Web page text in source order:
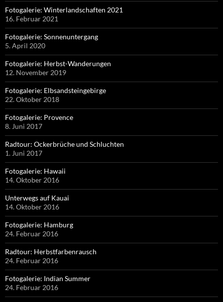
Fotogalerie: Winterlandschaften 2021
16. Februar 2021
Fotogalerie: Sonnenuntergang
5. April 2020
Fotogalerie: Herbst-Wanderungen
12. November 2019
Fotogalerie: Elbsandsteingebirge
22. Oktober 2018
Fotogalerie: Provence
8. Juni 2017
Radtour: Ockerbrüche und Schluchten
1. Juni 2017
Fotogalerie: Hawaii
14. Oktober 2016
Unterwegs auf Kauai
14. Oktober 2016
Fotogalerie: Hamburg
24. Februar 2016
Radtour: Herbstfarbenrausch
24. Februar 2016
Fotogalerie: Indian Summer
24. Februar 2016